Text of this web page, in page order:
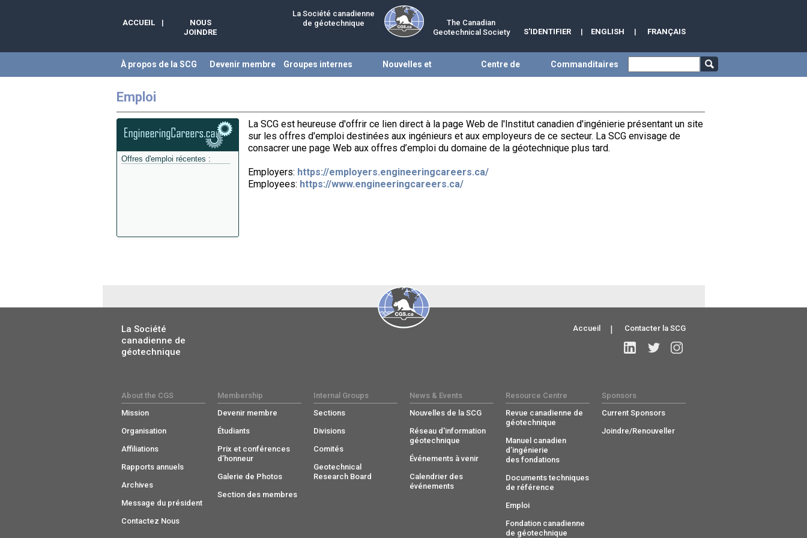
ACCUEIL |
NOUS
JOINDRE
La Société canadienne
de géotechnique
The Canadian
Geotechnical Society
FRANÇAIS
|
ENGLISH
|
S'IDENTIFIER
À propos de la SCG Devenir membre Groupes internes Nouvelles et Centre de Commanditaires
Emploi
Offres d'emploi récentes :
La SCG est heureuse d'offrir ce lien direct à la page Web de l'Institut canadien d'ingénierie présentant un site
sur les offres d'emploi destinées aux ingénieurs et aux employeurs de ce secteur. La SCG envisage de
consacrer une page Web aux offres d’emploi du domaine de la géotechnique plus tard.
Employers: https://employers.engineeringcareers.ca/
Employees: https://www.engineeringcareers.ca/
La Société
canadienne de
géotechnique
Contacter la SCG
|
Accueil
About the CGS
Mission
Organisation
Affiliations
Rapports annuels
Archives
Message du président
Contactez Nous
Membership
Devenir membre
Étudiants
Prix et conférences
d’honneur
Galerie de Photos
Section des membres
Internal Groups
Sections
Divisions
Comités
Geotechnical
Research Board
News & Events
Nouvelles de la SCG
Réseau d'information
géotechnique
Événements à venir
Calendrier des
événements
Resource Centre
Revue canadienne de
géotechnique
Manuel canadien
d’ingénierie
des fondations
Documents techniques
de référence
Emploi
Fondation canadienne
de géotechnique
Sponsors
Current Sponsors
Joindre/Renouveller